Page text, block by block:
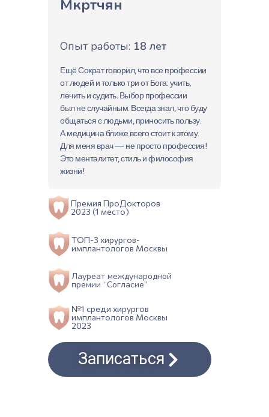
Мкртчян
Опыт работы: 18 лет
Ещё Сократ говорил, что все профессии
от людей и только три от Бога: учить,
лечить и судить. Выбор профессии
был не случайным. Всегда знал, что буду
общаться с людьми, приносить пользу.
А медицина ближе всего стоит к этому.
Для меня врач — не просто профессия!
Это менталитет, стиль и философия
жизни!
Премия ПроДокторов
2023 (1 место)
ТОП-3 хирургов-
имплантологов Москвы
Лауреат международной
премии “Согласие”
№1 среди хирургов
имплантологов Москвы
2023
Записаться